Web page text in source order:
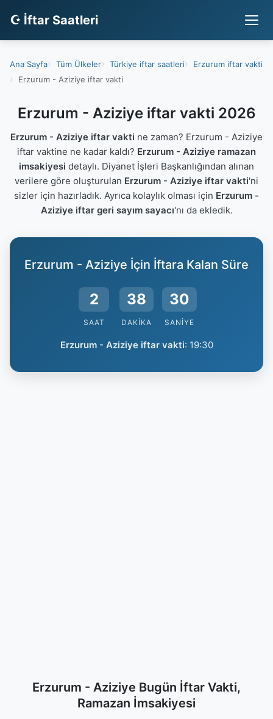
☪ İftar Saatleri
Ana Sayfa Tüm Ülkeler Türkiye iftar saatleri
Erzurum iftar vakti
Erzurum - Aziziye iftar vakti
Erzurum - Aziziye iftar vakti 2026
Erzurum - Aziziye iftar vakti ne zaman? Erzurum - Aziziye
iftar vaktine ne kadar kaldı? Erzurum - Aziziye ramazan
imsakiyesi detaylı. Diyanet İşleri Başkanlığından alınan
verilere göre oluşturulan Erzurum - Aziziye iftar vakti'ni
sizler için hazırladık. Ayrıca kolaylık olması için Erzurum -
Aziziye iftar geri sayım sayacı'nı da ekledik.
Erzurum - Aziziye İçin İftara Kalan Süre
2
SAAT
38
DAKIKA
29
SANIYE
Erzurum - Aziziye iftar vakti: 19:30
Erzurum - Aziziye Bugün İftar Vakti,
Ramazan İmsakiyesi